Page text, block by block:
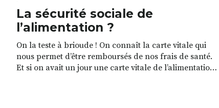
La sécurité sociale de
l’alimentation ?
On la teste à brioude ! On connaît la carte vitale qui
nous permet d’être remboursés de nos frais de santé.
Et si on avait un jour une carte vitale de l’alimentation ?